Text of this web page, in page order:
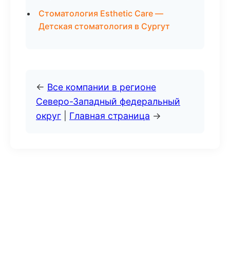
Стоматология Esthetic Care —
Детская стоматология в Сургут
← Все компании в регионе
Северо-Западный федеральный
округ
Главная страница →